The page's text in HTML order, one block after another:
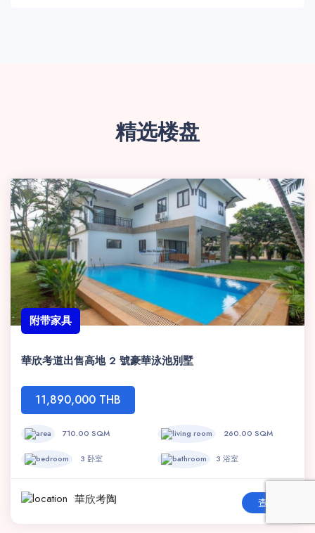
精选楼盘
附带家具
華欣考道出售高地 2 號豪華泳池別墅
11,890,000 THB
710.00 SQM 260.00 SQM
3 卧室 3 浴室
華欣考陶 查看